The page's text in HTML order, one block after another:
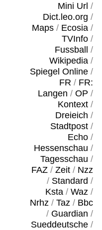
Mini Url /
Dict.leo.org /
Maps/ Ecosia/
TVInfo/
Fussball
/
Wikipedia/
Spiegel Online/
FR / FR:
Langen / OP /
Kontext/
Dreieich /
Stadtpost/
Echo/
Hessenschau /
Tagesschau /
FAZ/ Zeit/ Nzz
/ Standard /
Ksta/ Waz/
Nrhz/ Taz/ Bbc
/ Guardian /
Sueddeutsche/